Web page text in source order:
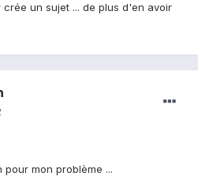
un sujet ... de plus d'en avoir
mon problème ...